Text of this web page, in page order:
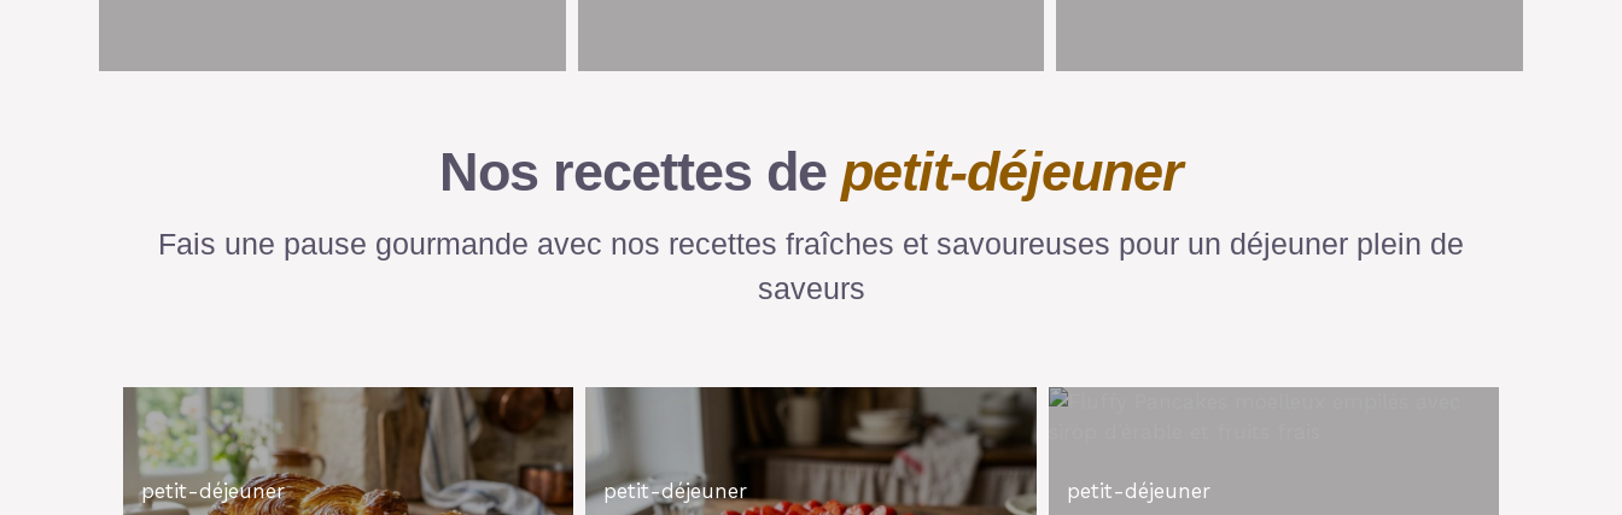
Nos recettes de petit-déjeuner
Fais une pause gourmande avec nos recettes fraîches et savoureuses pour un déjeuner plein de
saveurs
petit-déjeuner petit-déjeuner petit-déjeuner